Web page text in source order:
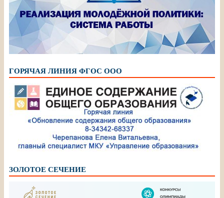
ГОРЯЧАЯ ЛИНИЯ ФГОС ООО
ЗОЛОТОЕ СЕЧЕНИЕ